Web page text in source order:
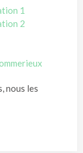
1
2
nous les